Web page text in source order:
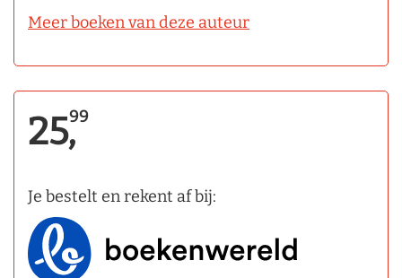
Meer boeken van deze auteur
25,99
Je bestelt en rekent af bij: